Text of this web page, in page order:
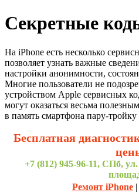
Секретные
На iPhone есть несколько
позволяет узнать важные
настройки анонимности,
Многие пользователи не
устройством Apple сервисных
могут оказаться весьма
в память смартфона пару-
Бесплатная
+7 (812) 945-96-11, СПб,
Ремонт iPhone|